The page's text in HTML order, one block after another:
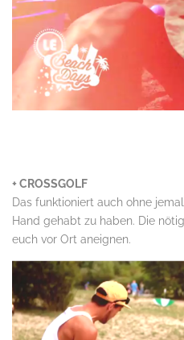
+ CROSSGOLF
Das funktioniert auch ohne
Hand gehabt zu haben. Die
euch vor Ort aneignen.